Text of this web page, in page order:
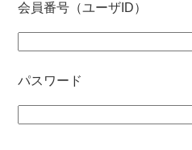
会員番号（ユーザID）
パスワード